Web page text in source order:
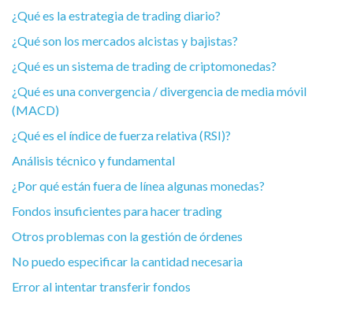
¿Qué es la estrategia de trading diario?
¿Qué son los mercados alcistas y bajistas?
¿Qué es un sistema de trading de criptomonedas?
¿Qué es una convergencia / divergencia de media móvil
(MACD)
¿Qué es el índice de fuerza relativa (RSI)?
Análisis técnico y fundamental
¿Por qué están fuera de línea algunas monedas?
Fondos insuficientes para hacer trading
Otros problemas con la gestión de órdenes
No puedo especificar la cantidad necesaria
Error al intentar transferir fondos